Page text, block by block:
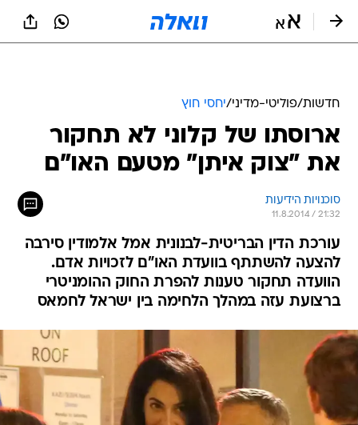
חדשות/פוליטי-מדיני/יחסי חוץ
ארוסתו של קלוני לא תחקור
את "צוק איתן" מטעם האו"ם
סוכנויות הידיעות
11.8.2014 / 21:32
עורכת הדין הבריטית-לבנונית אמל אלמודין סירבה
להצעה להשתתף בוועדת האו"ם לזכויות אדם.
הוועדה תחקור טענות להפרת החוק ההומניטרי
ברצועת עזה במהלך הלחימה בין ישראל לחמאס